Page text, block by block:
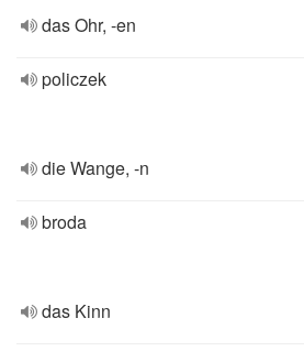
das Ohr, -en
policzek
die Wange, -n
broda
das Kinn